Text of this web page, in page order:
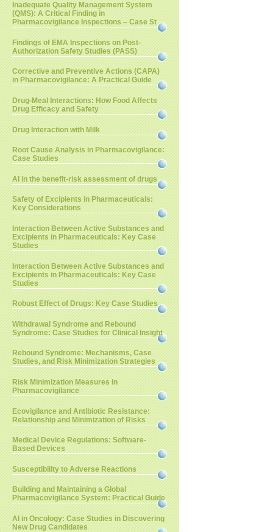
Inadequate Quality Management System
(QMS): A Critical Finding in
Pharmacovigilance Inspections – Case St
Findings of EMA Inspections on Post-
Authorization Safety Studies (PASS)
Corrective and Preventive Actions (CAPA)
in Pharmacovigilance: A Practical Guide
Drug-Meal Interactions: How Food Affects
Drug Efficacy and Safety
Drug Interaction with Milk
Root Cause Analysis in Pharmacovigilance:
Case Studies
AI in the benefit-risk assessment of drugs
Safety of Excipients in Pharmaceuticals:
Key Considerations
Interaction Between Active Substances and
Excipients in Pharmaceuticals: Key Case
Studies
Interaction Between Active Substances and
Excipients in Pharmaceuticals: Key Case
Studies
Robust Effect of Drugs: Key Case Studies
Withdrawal Syndrome and Rebound
Syndrome: Case Studies for Clinical Insight
Rebound Syndrome: Mechanisms, Case
Studies, and Risk Minimization Strategies
Risk Minimization Measures in
Pharmacovigilance
Ecovigilance and Antibiotic Resistance:
Relationship and Minimization of Risks
Medical Device Regulations: Software-
Based Devices
Susceptibility to Adverse Reactions
Building and Maintaining a Global
Pharmacovigilance System: Practical Guide
AI in Oncology: Case Studies in Discovering
New Drug Candidates